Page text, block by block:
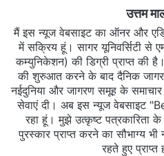
उत्तम
मैं इस न्यूज वेबसाइट का ऑनर और
में सक्रिय हूं। सागर यूनिवर्सिटी से
कम्युनिकेशन) की डिग्री प्राप्त की
की शुरुआत करने के बाद दैनिक
नईदुनिया और जागरण समूह के समाचार
सेवाएं दी। अब इस न्यूज वेबसाइट
रहा हूं। मुझे उत्कृष्ट पत्रकारिता के
पुरस्कार प्राप्त करने का सौभाग्य भी
रहते हुए प्राप्त